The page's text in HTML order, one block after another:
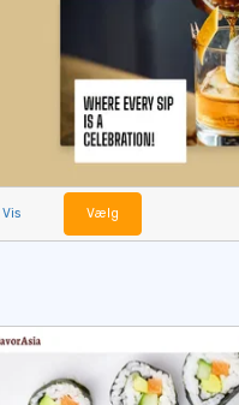
Vis Vælg